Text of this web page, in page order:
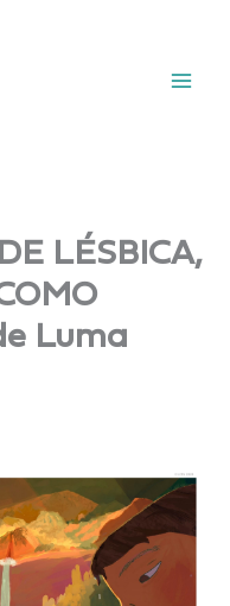
LÉSBICA,
Luma